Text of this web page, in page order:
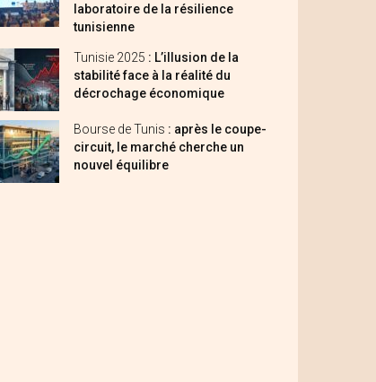
laboratoire de la résilience
tunisienne
Tunisie 2025 : L’illusion de la
stabilité face à la réalité du
décrochage économique
Bourse de Tunis : après le coupe-
circuit, le marché cherche un
nouvel équilibre